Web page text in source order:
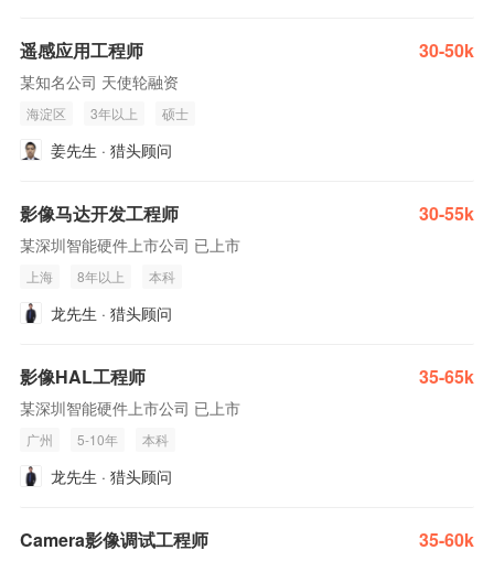
遥感应用工程师 30-50k
某知名公司 天使轮融资
海淀区 3年以上 硕士
姜先生 · 猎头顾问
影像马达开发工程师 30-55k
某深圳智能硬件上市公司 已上市
上海 8年以上 本科
龙先生 · 猎头顾问
影像HAL工程师 35-65k
某深圳智能硬件上市公司 已上市
广州 5-10年 本科
龙先生 · 猎头顾问
Camera影像调试工程师 35-60k